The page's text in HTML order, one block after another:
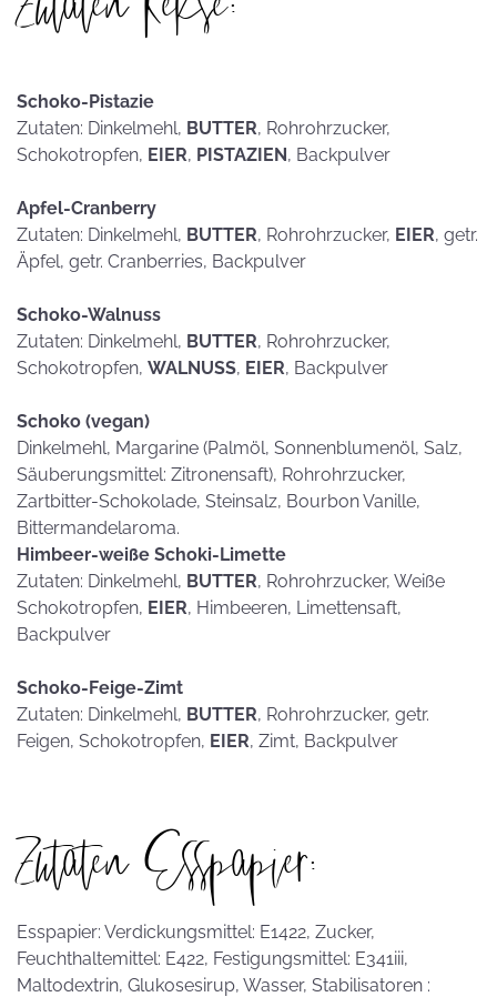
Schoko-Pistazie
Zutaten: Dinkelmehl, BUTTER, Rohrohrzucker,
Schokotropfen, EIER, PISTAZIEN, Backpulver
Apfel-Cranberry
Zutaten: Dinkelmehl, BUTTER, Rohrohrzucker, EIER, getr.
Äpfel, getr. Cranberries, Backpulver
Schoko-Walnuss
Zutaten: Dinkelmehl, BUTTER, Rohrohrzucker,
Schokotropfen, WALNUSS, EIER, Backpulver
Schoko (vegan)
Dinkelmehl, Margarine (Palmöl, Sonnenblumenöl, Salz,
Säuberungsmittel: Zitronensaft), Rohrohrzucker,
Zartbitter-Schokolade, Steinsalz, Bourbon Vanille,
Bittermandelaroma.
Himbeer-weiße Schoki-Limette
Zutaten: Dinkelmehl, BUTTER, Rohrohrzucker, Weiße
Schokotropfen, EIER, Himbeeren, Limettensaft,
Backpulver
Schoko-Feige-Zimt
Zutaten: Dinkelmehl, BUTTER, Rohrohrzucker, getr.
Feigen, Schokotropfen, EIER, Zimt, Backpulver
Zutaten Esspapier:
Esspapier: Verdickungsmittel: E1422, Zucker,
Feuchthaltemittel: E422, Festigungsmittel: E341iii,
Maltodextrin, Glukosesirup, Wasser, Stabilisatoren :